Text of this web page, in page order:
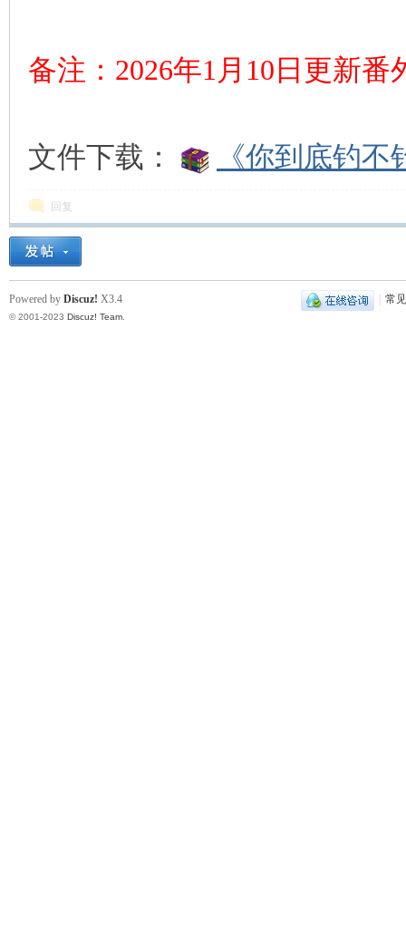
备注：2026年1月10日更新
文件下载： 《你到底钓
回复
常
Powered by Discuz! X3.4
© 2001-2023 Discuz! Team